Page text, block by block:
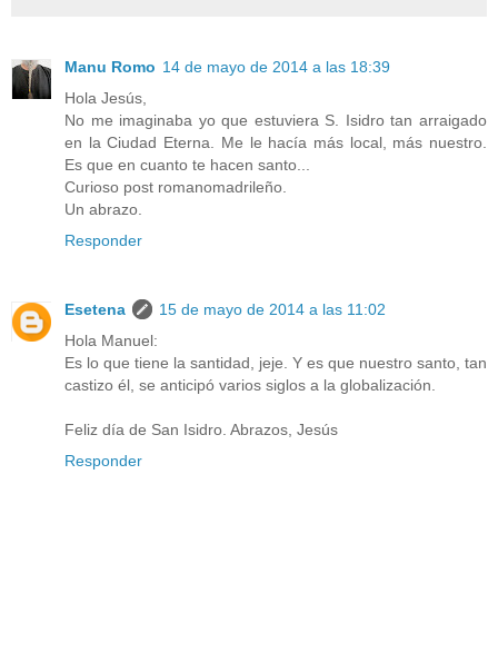
Manu Romo 14 de mayo de 2014 a las 18:39
Hola Jesús,
No me imaginaba yo que estuviera S. Isidro tan arraigado
en la Ciudad Eterna. Me le hacía más local, más nuestro.
Es que en cuanto te hacen santo...
Curioso post romanomadrileño.
Un abrazo.
Responder
Esetena
15 de mayo de 2014 a las 11:02
Hola Manuel:
Es lo que tiene la santidad, jeje. Y es que nuestro santo, tan
castizo él, se anticipó varios siglos a la globalización.
Feliz día de San Isidro. Abrazos, Jesús
Responder